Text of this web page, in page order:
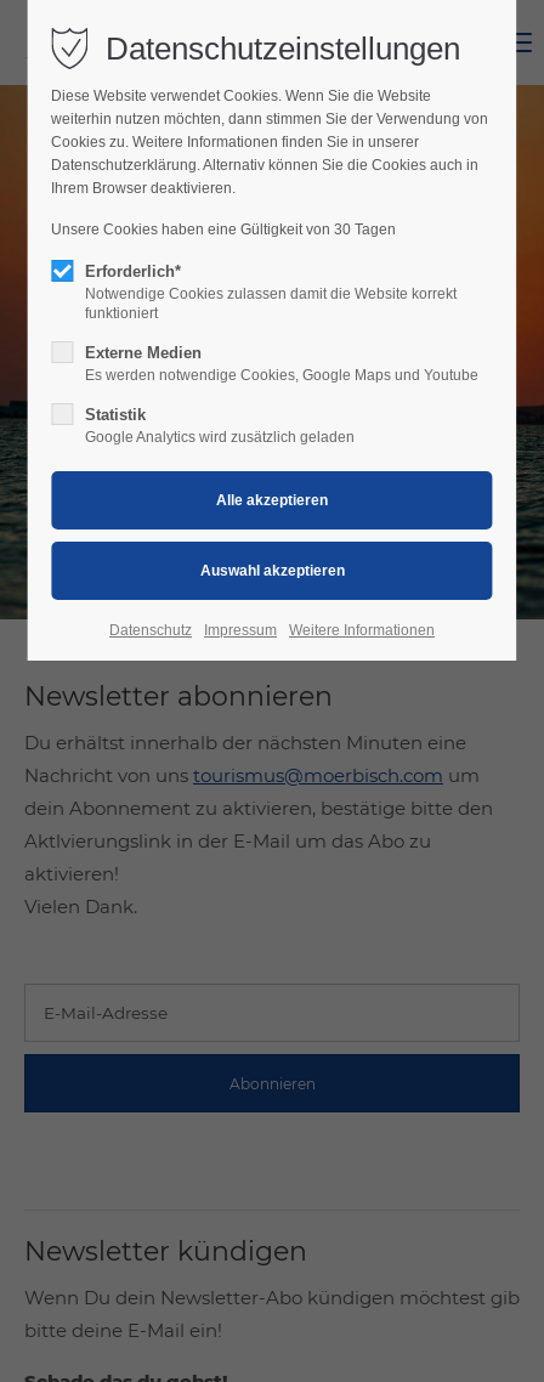
Menu
Nix mehr verpassen in Mörbisch
Newsletter abonnieren
Du erhältst innerhalb der nächsten Minuten eine
Nachricht von uns tourismus@moerbisch.com um
dein Abonnement zu aktivieren, bestätige bitte den
Aktlvierungslink in der E-Mail um das Abo zu
aktivieren!
Vielen Dank.
Newsletter kündigen
Wenn Du dein Newsletter-Abo kündigen möchtest gib
bitte deine E-Mail ein!
Datenschutzeinstellungen
Diese Website verwendet Cookies. Wenn Sie die Website
weiterhin nutzen möchten, dann stimmen Sie der Verwendung von
Cookies zu. Weitere Informationen finden Sie in unserer
Datenschutzerklärung. Alternativ können Sie die Cookies auch in
Ihrem Browser deaktivieren.
Unsere Cookies haben eine Gültigkeit von 30 Tagen
Erforderlich*
Notwendige Cookies zulassen damit die Website korrekt
funktioniert
Externe Medien
Es werden notwendige Cookies, Google Maps und Youtube
Statistik
Google Analytics wird zusätzlich geladen
Datenschutz Impressum Weitere Informationen